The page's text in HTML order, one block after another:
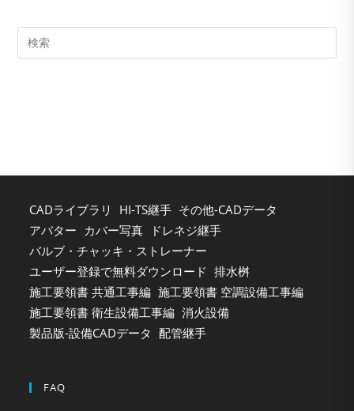
CADライブラリ HI-TS継手 その他-CADデータ
アバター カバー写真
ドレネジ継手
バルブ・チャッキ・ストレーナー
ユーザー登録で無料ダウンロード 排水桝
施工要領書 共通工事編 施工要領書 空調設備工事編
施工要領書 衛生設備工事編 消火設備
製品版-設備CADデータ 配管継手
FAQ